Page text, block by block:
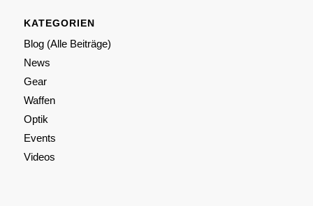
KATEGORIEN
Blog (Alle Beiträge)
News
Gear
Waffen
Optik
Events
Videos